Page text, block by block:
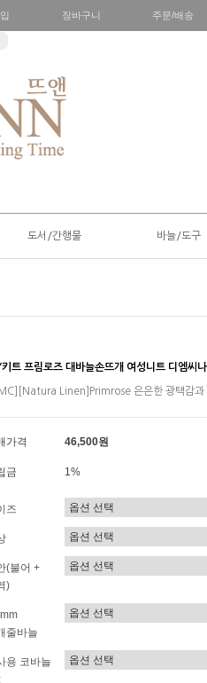
장바구니 주문/배송
도서/간행물 바늘/도구
키트 프림로즈 대바늘손뜨개 여성니트 디엠씨
Linen]Primrose 은은한 광택감과
가격 46,500원
금 1%
즈
(불어 +
)
줄바늘
용 코바늘